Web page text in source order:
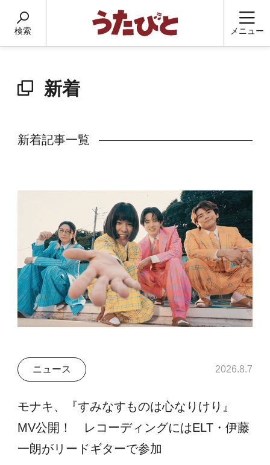
検索 メニュー
新着
新着記事一覧
ニュース 2026.8.7
モナキ、『すみなすものは心なりけり』
MV公開！ レコーディングにはELT・伊藤
一朗がリードギターで参加